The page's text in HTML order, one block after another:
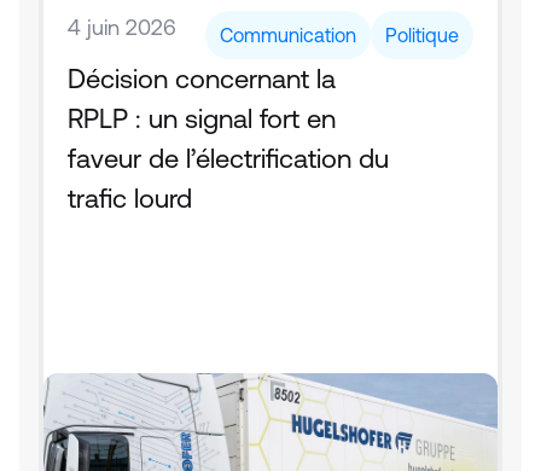
4 juin 2026 Communication Politique
Décision concernant la
RPLP : un signal fort en
faveur de l’électrification du
trafic lourd